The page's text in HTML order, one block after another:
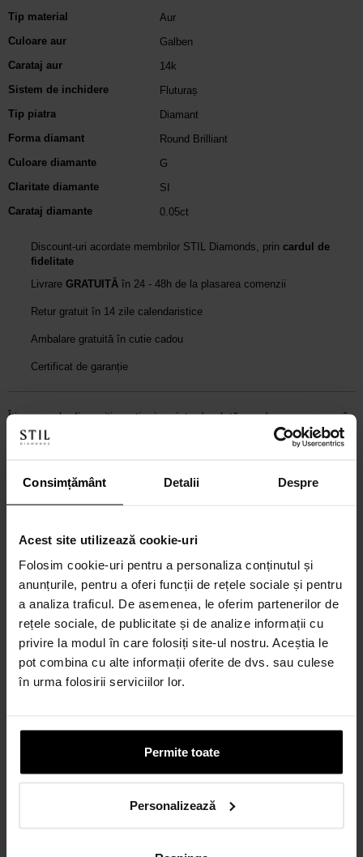
Consimțământ Detalii Despre
Acest site utilizează cookie-uri
Folosim cookie-uri pentru a personaliza conținutul și
anunțurile, pentru a oferi funcții de rețele sociale și pentru
a analiza traficul. De asemenea, le oferim partenerilor de
rețele sociale, de publicitate și de analize informații cu
privire la modul în care folosiți site-ul nostru. Aceștia le
pot combina cu alte informații oferite de dvs. sau culese
în urma folosirii serviciilor lor.
Permite toate
Personalizează
Tip material
Aur
Culoare aur
Galben
Carataj aur
14k
Sistem de inchidere
Fluturaș
Tip piatra
Diamant
Forma diamant
Round Brilliant
Culoare diamante
G
Claritate diamante
SI
Carataj diamante
0.05ct
Discount-uri acordate membrilor STIL Diamonds, prin cardul de
fidelitate
Livrare GRATUITĂ în 24 - 48h de la plasarea comenzii
Retur gratuit în 14 zile calendaristice
Ambalare gratuită în cutie cadou
Certificat de garanție
Îți punem la dispoziție opțiuni variate de plată: card, numerar sau în
rate. Mai jos poți simula rata lunară pentru obținerea unui credit
online rapid.